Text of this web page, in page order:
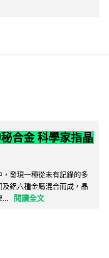
合金 科學家指晶
發現一種從未有記錄的多
鋁六種金屬混合而成，晶
...
閱讀全文